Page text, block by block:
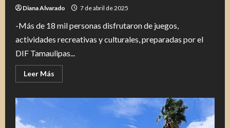
Diana Alvarado 7 de abril de 2025
-Más de 18 mil personas disfrutaron de juegos,
actividades recreativas y culturales, preparadas por el
DIF Tamaulipas...
Leer Más
más